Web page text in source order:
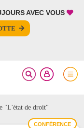
AVEC VOUS
"L'état de droit"
CONFÉRENCE
FERMER
FERMER
été effectuée.